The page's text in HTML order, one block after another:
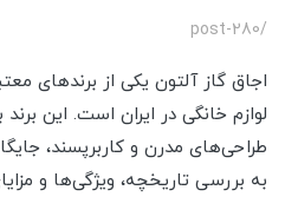
/post-280
اجاق گاز آلتون یکی از برندهای
لوازم خانگی در ایران است. این
طراحی‌های مدرن و کاربرپسند، جایگاه
به بررسی تاریخچه، ویژگی‌ها و